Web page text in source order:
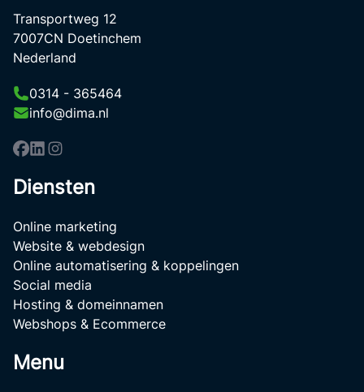
Transportweg 12
7007CN Doetinchem
Nederland
0314 - 365464
info@dima.nl
Diensten
Online marketing
Website & webdesign
Online automatisering & koppelingen
Social media
Hosting & domeinnamen
Webshops & Ecommerce
Menu